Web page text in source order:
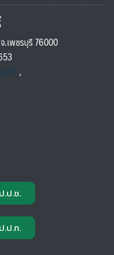
.เพชรบุรี 76000
,
.ป.ช.
.ป.ท.